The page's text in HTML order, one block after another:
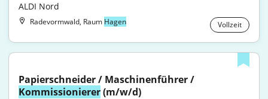
ALDI Nord
Radevormwald, Raum Hagen Vollzeit
Kommissionierer (m/w/d)